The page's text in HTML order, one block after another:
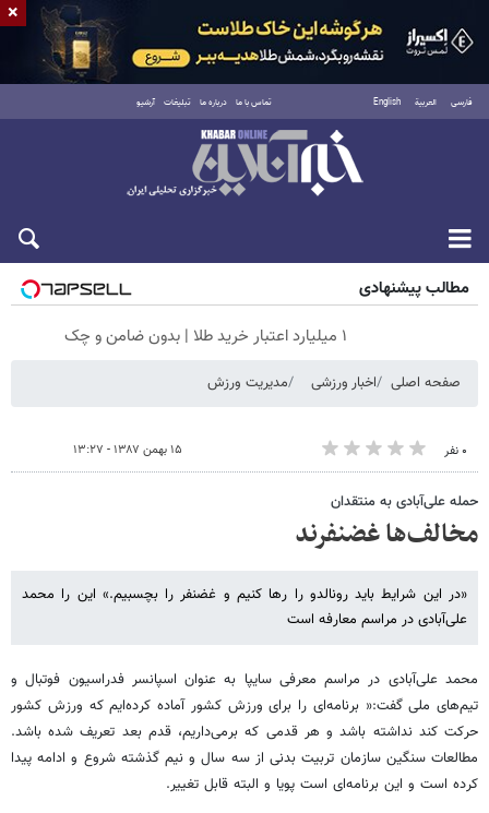
فارسی العربية English تماس با ما درباره ما تبلیغات آرشیو
شنبه ۱۷ مرداد ۱۴۰۵
مطالب پیشنهادی
۱ میلیارد اعتبار خرید طلا | بدون ضامن و چک
صفحه اصلی اخبار ورزشی مدیریت ورزش
۰ نفر ۱۵ بهمن ۱۳۸۷ - ۱۳:۲۷
حمله علی‌آبادی به منتقدان
مخالف‌ها غضنفرند
«در این شرایط باید رونالدو را رها کنیم و غضنفر را بچسبیم.» این را محمد
علی‌آبادی در مراسم معارفه است
محمد علی‌آبادی در مراسم معرفی سایپا به عنوان اسپانسر فدراسیون فوتبال و
تیم‌های ملی گفت:« برنامه‌ای را برای ورزش کشور آماده کرده‌ایم که ورزش کشور
حرکت کند نداشته باشد و هر قدمی که برمی‌داریم، قدم بعد تعریف شده باشد.
مطالعات سنگین سازمان تربیت بدنی از سه سال و نیم گذشته شروع و ادامه پیدا
کرده است و این برنامه‌ای است پویا و البته قابل تغییر.
×